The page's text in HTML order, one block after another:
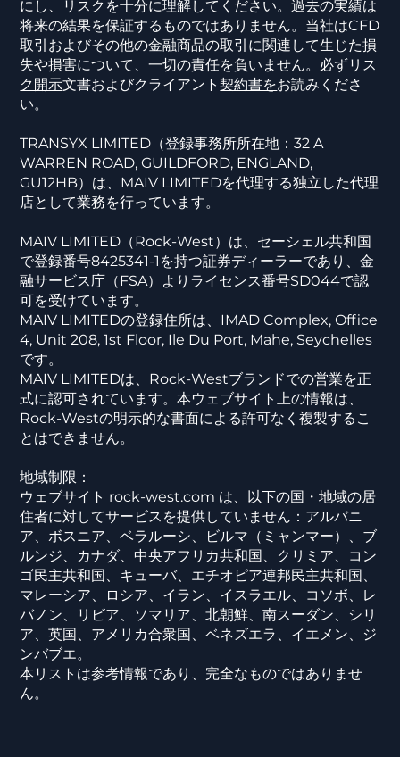
にし、リスクを十分に理解してください。過去の実績は
将来の結果を保証するものではありません。当社はCFD
取引およびその他の金融商品の取引に関連して生じた損
失や損害について、一切の責任を負いません。必ずリス
ク開示文書およびクライアント契約書をお読みくださ
い。
TRANSYX LIMITED（登録事務所所在地：32 A
WARREN ROAD, GUILDFORD, ENGLAND,
GU12HB）は、MAIV LIMITEDを代理する独立した代理
店として業務を行っています。
MAIV LIMITED（Rock-West）は、セーシェル共和国
で登録番号8425341-1を持つ証券ディーラーであり、金
融サービス庁（FSA）よりライセンス番号SD044で認
可を受けています。
MAIV LIMITEDの登録住所は、IMAD Complex, Office
4, Unit 208, 1st Floor, Ile Du Port, Mahe, Seychelles
です。
MAIV LIMITEDは、Rock-Westブランドでの営業を正
式に認可されています。本ウェブサイト上の情報は、
Rock-Westの明示的な書面による許可なく複製するこ
とはできません。
地域制限：
ウェブサイト rock-west.com は、以下の国・地域の居
住者に対してサービスを提供していません：アルバニ
ア、ボスニア、ベラルーシ、ビルマ（ミャンマー）、ブ
ルンジ、カナダ、中央アフリカ共和国、クリミア、コン
ゴ民主共和国、キューバ、エチオピア連邦民主共和国、
マレーシア、ロシア、イラン、イスラエル、コソボ、レ
バノン、リビア、ソマリア、北朝鮮、南スーダン、シリ
ア、英国、アメリカ合衆国、ベネズエラ、イエメン、ジ
ンバブエ。
本リストは参考情報であり、完全なものではありませ
ん。